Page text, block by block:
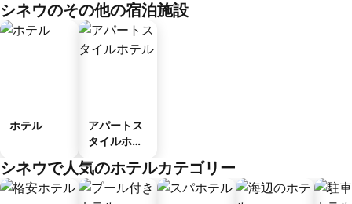
シネウのその他の宿泊施設
ホテル
アパートス
タイルホテ
シネウで人気のホテルカテゴリー